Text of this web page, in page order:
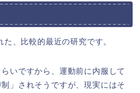
、比較的最近の研究です。
いですから、運動前に内服して
」されそうですが、現実にはそ